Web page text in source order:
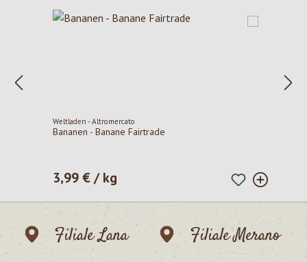
Weltladen - Altromercato
Bananen - Banane Fairtrade
Prezzo normale:
3,99 € / kg
Filiale Lana
Filiale Merano